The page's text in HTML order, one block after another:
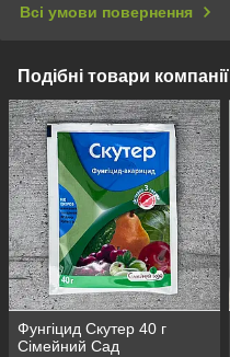
Всі умови повернення
Подібні товари компанії
Фунгіцид Скутер 40 г
Сімейний Сад